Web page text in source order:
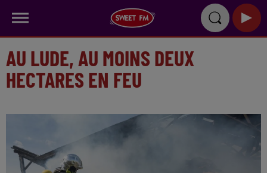
AU LUDE, AU MOINS DEUX
HECTARES EN FEU